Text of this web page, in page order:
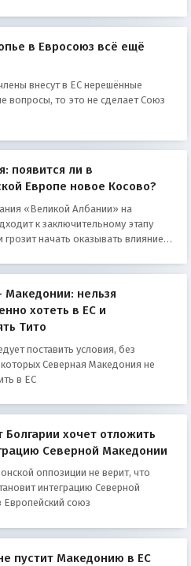
в Евросоюз всё ещё
внесут в ЕС нерешённые
вопросы, то это не сделает Союз
появится ли в
Европе новое Косово?
«Великой Албании» на
к заключительному этапу
грозит начать оказывать влияние
Македонии: нельзя
хотеть в ЕС и
Тито
поставить условия, без
Северная Македония не
в ЕС
Болгарии хочет отложить
Северной Македонии
оппозиции не верит, что
интеграцию Северной
союз
пустит Македонию в ЕС